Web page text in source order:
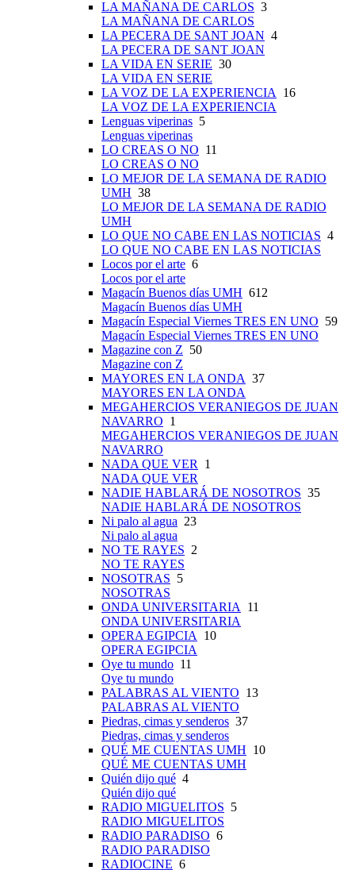
LA MAÑANA DE CARLOS 3
LA MAÑANA DE CARLOS
LA PECERA DE SANT JOAN 4
LA PECERA DE SANT JOAN
LA VIDA EN SERIE 30
LA VIDA EN SERIE
LA VOZ DE LA EXPERIENCIA
16
LA VOZ DE LA EXPERIENCIA
Lenguas viperinas 5
Lenguas viperinas
LO CREAS O NO 11
LO CREAS O NO
LO MEJOR DE LA SEMANA DE RADIO
UMH 38
LO MEJOR DE LA SEMANA DE RADIO
UMH
LO QUE NO CABE EN LAS NOTICIAS 4
LO QUE NO CABE EN LAS NOTICIAS
Locos por el arte 6
Locos por el arte
Magacín Buenos días UMH 612
Magacín Buenos días UMH
Magacín Especial Viernes TRES EN UNO 59
Magacín Especial Viernes TRES EN UNO
Magazine con Z 50
Magazine con Z
MAYORES EN LA ONDA 37
MAYORES EN LA ONDA
MEGAHERCIOS VERANIEGOS DE JUAN
NAVARRO 1
MEGAHERCIOS VERANIEGOS DE JUAN
NAVARRO
NADA QUE VER
1
NADA QUE VER
NADIE HABLARÁ DE NOSOTROS 35
NADIE HABLARÁ DE NOSOTROS
Ni palo al agua 23
Ni palo al agua
NO TE RAYES 2
NO TE RAYES
NOSOTRAS 5
NOSOTRAS
ONDA UNIVERSITARIA
11
ONDA UNIVERSITARIA
OPERA EGIPCIA
10
OPERA EGIPCIA
Oye tu mundo 11
Oye tu mundo
PALABRAS AL VIENTO 13
PALABRAS AL VIENTO
Piedras, cimas y senderos 37
Piedras, cimas y senderos
QUÉ ME CUENTAS UMH 10
QUÉ ME CUENTAS UMH
Quién dijo qué 4
Quién dijo qué
RADIO MIGUELITOS 5
RADIO MIGUELITOS
RADIO PARADISO 6
RADIO PARADISO
RADIOCINE 6